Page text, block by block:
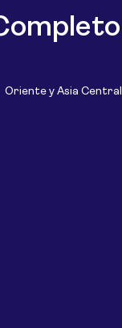
Oriente y Asia Central